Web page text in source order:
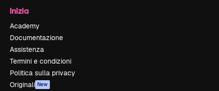
Inizia
Academy
Documentazione
Assistenza
Termini e condizioni
Politica sulla privacy
Originali New